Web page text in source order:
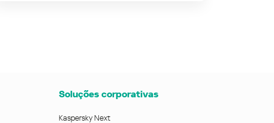
Soluções corporativas
Kaspersky Next